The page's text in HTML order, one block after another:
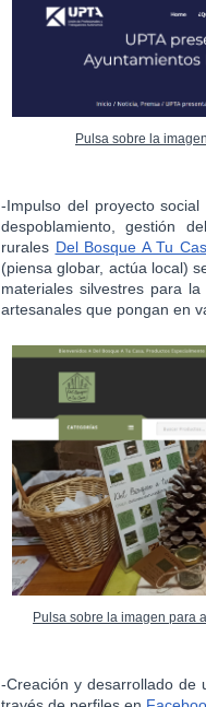
Pulsa sobre la
-Impulso del proyecto
despoblamiento, gestión
rurales Del Bosque A Tu
(piensa globar, actúa local)
materiales silvestres para
artesanales que pongan en
Pulsa sobre la imagen para
-Creación y desarrollado de